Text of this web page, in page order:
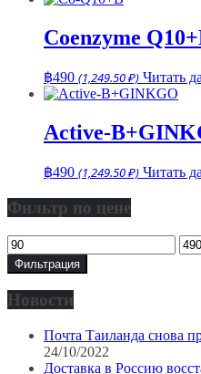
Coenzyme
฿490 (1,249.50 ₽) Читать
Active-
฿490 (1,249.50 ₽) Читать
Фильтр по цене
Минимальная
цена
Фильтрация
Новости
Почта Таиланда снова
24/10/2022
Доставка в Россию